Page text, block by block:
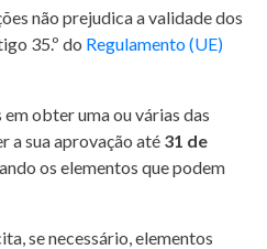
não prejudica a validade dos
35.º do Regulamento (UE)
obter uma ou várias das
a sua aprovação até 31 de
os elementos que podem
se necessário, elementos